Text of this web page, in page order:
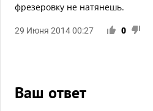
фрезеровку не натянешь.
29 Июня 2014 00:27 0
Ваш ответ